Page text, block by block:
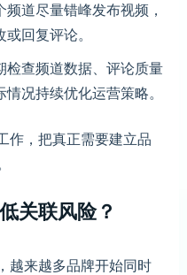
频道尽量错峰发布视频，
回复评论。
检查频道数据、评论质量
况持续优化运营策略。
作，把真正需要建立品
关联风险？
越来越多品牌开始同时